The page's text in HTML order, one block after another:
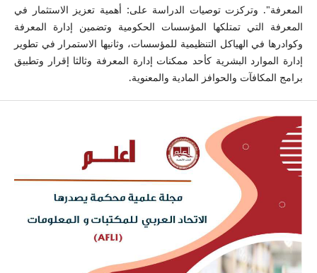
المعرفة". وتركزت توصيات الدراسة على: أهمية تعزيز الاستثمار في
المعرفة التي تمتلكها المؤسسات الحكومية وتضمين إدارة المعرفة
وكوادرها في الهياكل التنظيمية للمؤسسات، وثانيها الاستمرار في تطوير
إدارة الموارد البشرية كأحد ممكنات إدارة المعرفة وثالثا إقرار وتطبيق
برامج المكافآت والحوافز المادية والمعنوية.